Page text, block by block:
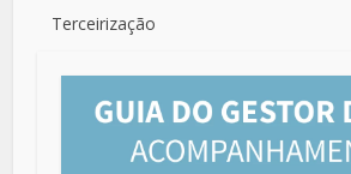
Terceirização